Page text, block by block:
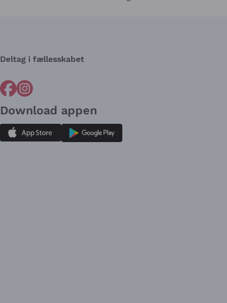
Deltag i fællesskabet
Download appen